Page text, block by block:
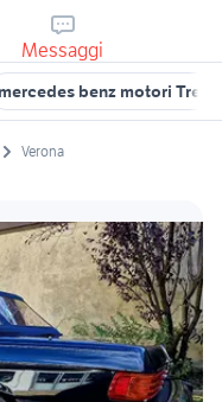
Messaggi
mercedes benz motori
Verona